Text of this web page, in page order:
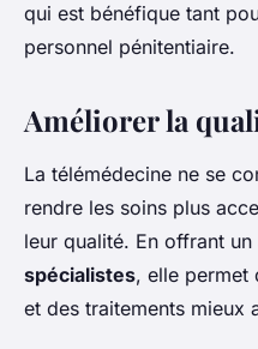
qui est bénéfique tant
personnel pénitentiaire.
Améliorer la
La télémédecine ne se
rendre les soins plus
leur qualité. En offrant
spécialistes, elle permet
et des traitements mieux